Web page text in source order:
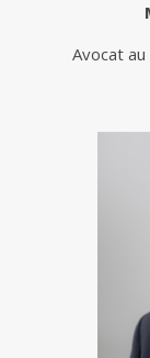
Avocat